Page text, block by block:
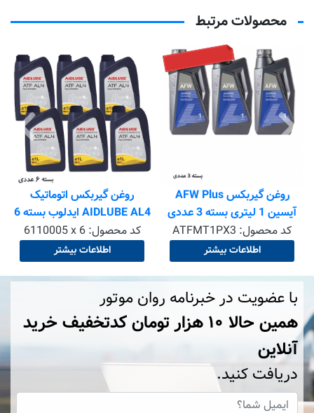
محصولات مرتبط
به زودی
روغن گیربکس AFW Plus
آیسین 1 لیتری بسته 3 عددی
کد محصول: ATFMT1PX3
اطلاعات بیشتر
روغن گیربکس اتوماتیک
AIDLUBE AL4 ایدلوب بسته 6
عددی ارسال به شهرستان فقط
با هماهنگی قبلی )
کد محصول:6110005 x 6
اطلاعات بیشتر
با عضویت در خبرنامه روان موتور
همین حالا ۱۰ هزار تومان کد‌تخفیف خرید
آنلاین
دریافت کنید.